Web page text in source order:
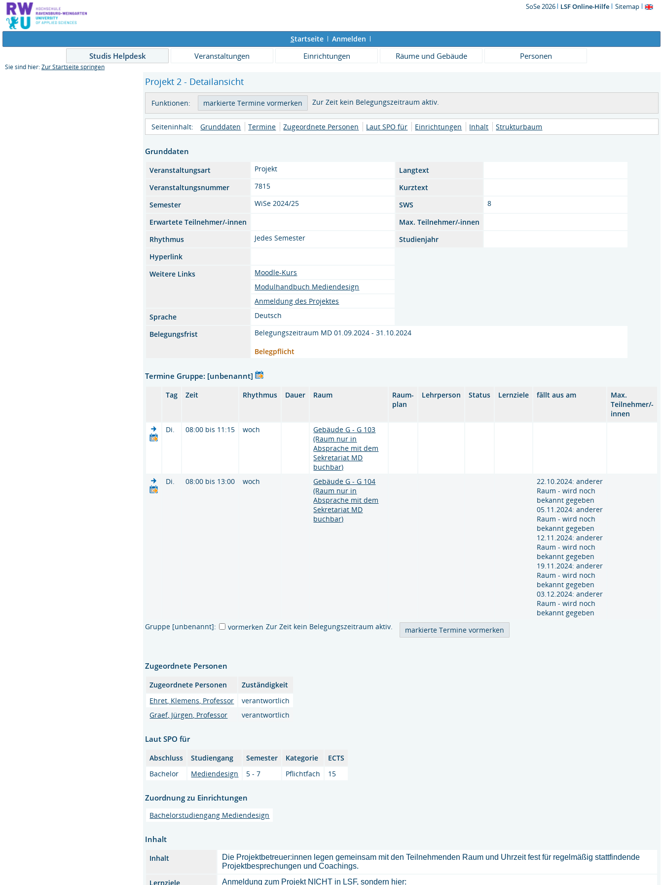
SoSe 2026 LSF Online-Hilfe Sitemap
Startseite Anmelden
Studis Helpdesk Veranstaltungen Einrichtungen Räume und Gebäude Personen
Sie sind hier: Zur Startseite springen
Projekt 2 - Detailansicht
Funktionen: Zur Zeit kein Belegungszeitraum aktiv.
Seiteninhalt: Grunddaten Termine Zugeordnete Personen Laut SPO für Einrichtungen Inhalt Strukturbaum
Grunddaten
Veranstaltungsart Projekt
Langtext
Veranstaltungsnummer
7815
Kurztext
Semester
WiSe 2024/25 SWS
8
Erwartete Teilnehmer/-innen
Max. Teilnehmer/-innen
Rhythmus
Jedes Semester
Studienjahr
Hyperlink
Weitere Links
Moodle-Kurs
Modulhandbuch Mediendesign
Anmeldung des Projektes
Sprache
Deutsch
Belegungsfrist
Belegungszeitraum MD 01.09.2024 - 31.10.2024
Belegpflicht
Termine Gruppe: [unbenannt]
Tag Zeit Rhythmus Dauer Raum
Raum-
plan
Lehrperson Status Lernziele fällt aus am
Max.
Teilnehmer/-
innen
Di.
08:00 bis 11:15 woch
Gebäude G - G 103
(Raum nur in
Absprache mit dem
Sekretariat MD
buchbar)
Di.
08:00 bis 13:00 woch
Gebäude G - G 104
(Raum nur in
Absprache mit dem
Sekretariat MD
buchbar)
22.10.2024: anderer
Raum - wird noch
bekannt gegeben
05.11.2024: anderer
Raum - wird noch
bekannt gegeben
12.11.2024: anderer
Raum - wird noch
bekannt gegeben
19.11.2024: anderer
Raum - wird noch
bekannt gegeben
03.12.2024: anderer
Raum - wird noch
bekannt gegeben
Gruppe [unbenannt]:
vormerken Zur Zeit kein Belegungszeitraum aktiv.
Zugeordnete Personen
Zugeordnete Personen
Zuständigkeit
Ehret, Klemens, Professor
verantwortlich
Graef, Jürgen, Professor
verantwortlich
Laut SPO für
Abschluss Studiengang Semester Kategorie
ECTS
Bachelor
Mediendesign 5 - 7 Pflichtfach 15
Zuordnung zu Einrichtungen
Bachelorstudiengang Mediendesign
Inhalt
Inhalt
Die Projektbetreuer:innen legen gemeinsam mit den Teilnehmenden Raum und Uhrzeit fest für regelmäßig stattfindende
Projektbesprechungen und Coachings.
Lernziele Anmeldung zum Projekt NICHT in LSF, sondern hier: